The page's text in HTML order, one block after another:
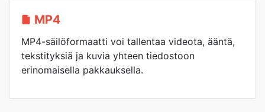
MP4
MP4-säilöformaatti voi tallentaa videota, ääntä,
tekstityksiä ja kuvia yhteen tiedostoon
erinomaisella pakkauksella.